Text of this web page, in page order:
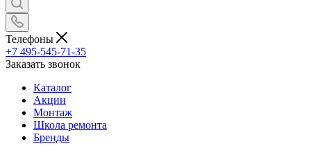
Телефоны
+7 495-545-71-35
Заказать звонок
Каталог
Акции
Монтаж
Школа ремонта
Бренды